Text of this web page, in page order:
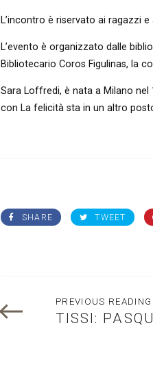
L’incontro è riservato ai ragazzi
L’evento è organizzato dalle
Bibliotecario Coros Figulinas, la
Sara Loffredi, è nata a Milano nel
con La felicità sta in un altro
SHARE TWEET
PREVIOUS READING
TISSI: